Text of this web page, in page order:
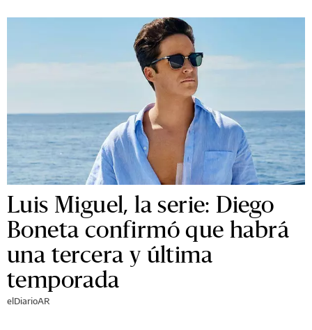
Luis Miguel, la serie: Diego
Boneta confirmó que habrá
una tercera y última
temporada
elDiarioAR